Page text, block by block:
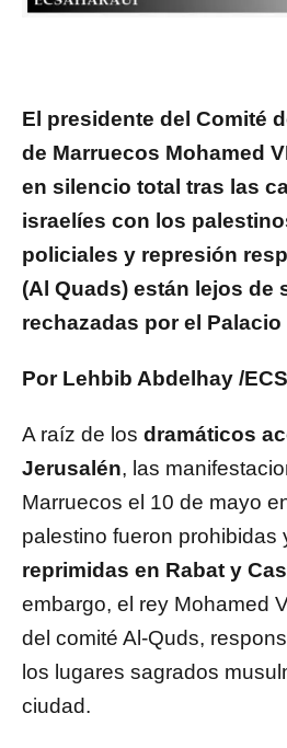
El presidente del Comité
de Marruecos Mohamed
en silencio total tras las
israelíes con los
policiales y represión
(Al Quads) están lejos de
rechazadas por el
Por Lehbib Abdelhay /ECS
A raíz de los dramáticos
Jerusalén, las
Marruecos el 10 de mayo
palestino fueron prohibidas
reprimidas en Rabat y
embargo, el rey Mohamed
del comité Al-Quds,
los lugares sagrados
ciudad.